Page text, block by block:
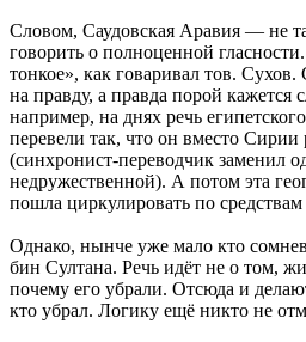
Словом, Саудовская Аравия — не
говорить о полноценной
тонкое», как говаривал тов.
на правду, а правда порой кажется
например, на днях речь
перевели так, что он вместо
(синхронист-переводчик заменил
недружественной). А потом эта
пошла циркулировать по
Однако, нынче уже мало кто
бин Султана. Речь идёт не о том,
почему его убрали. Отсюда и
кто убрал. Логику ещё никто не